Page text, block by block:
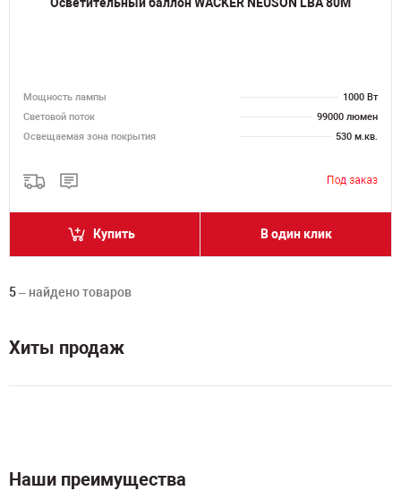
Мощность лампы
1000 Вт
Световой поток
99000 люмен
Освещаемая зона покрытия
530 м.кв.
Купить В один клик
5– найдено товаров
Хиты продаж
Наши преимущества